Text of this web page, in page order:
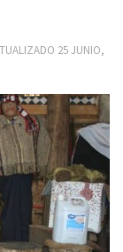
25 JUNIO,